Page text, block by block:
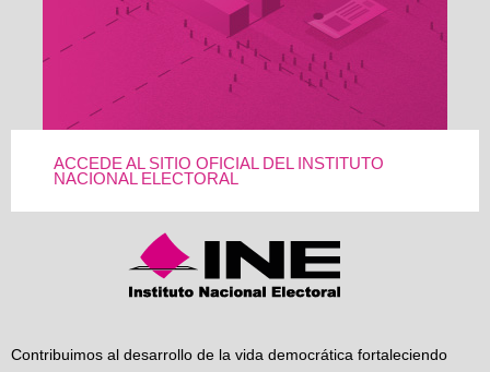
ACCEDE AL SITIO OFICIAL DEL INSTITUTO
NACIONAL ELECTORAL
Contribuimos al desarrollo de la vida democrática fortaleciendo